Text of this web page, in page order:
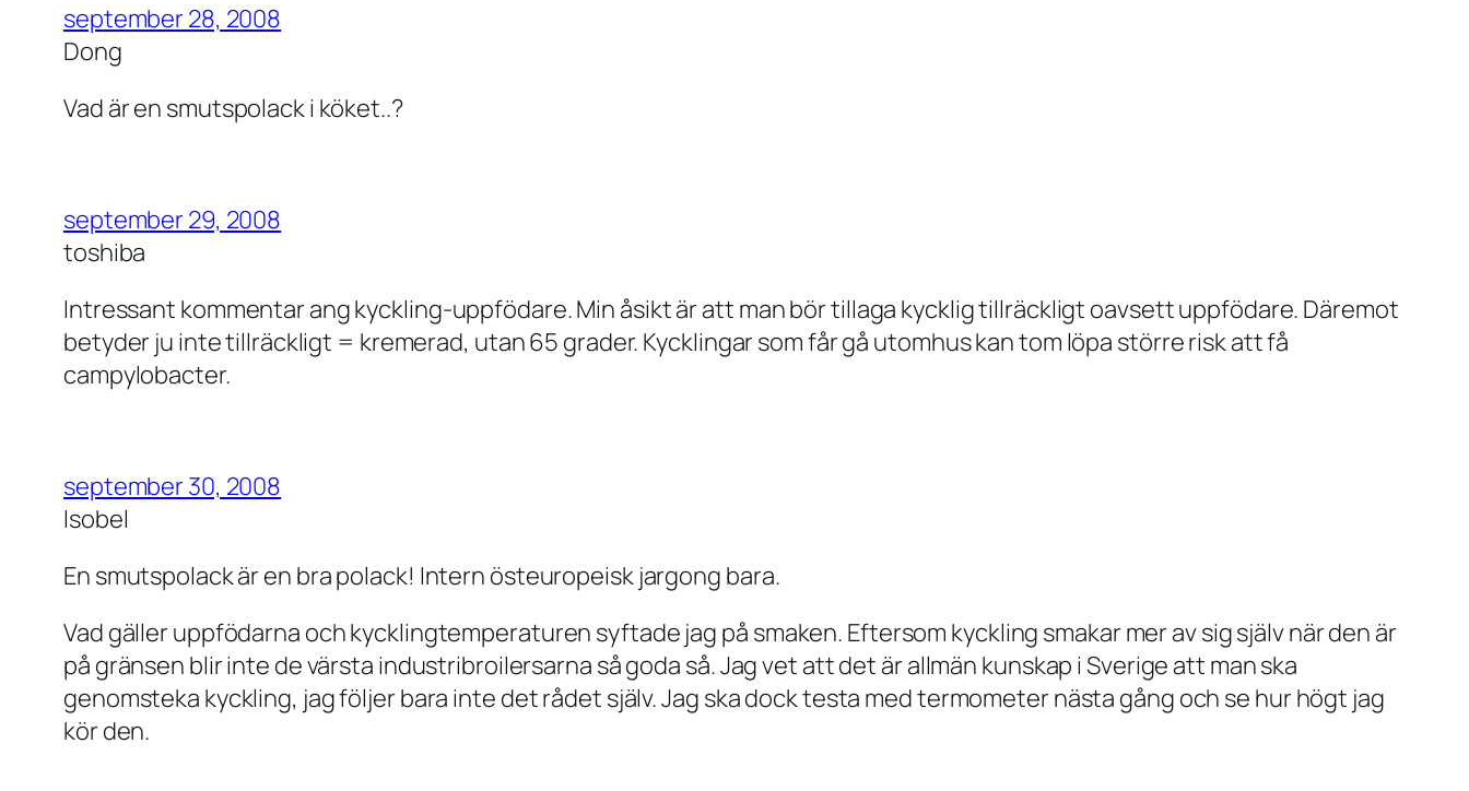
september 28, 2008
Dong
Vad är en smutspolack i köket..?
september 29, 2008
toshiba
Intressant kommentar ang kyckling-uppfödare. Min åsikt är att man bör tillaga kycklig tillräckligt oavsett uppfödare. Däremot
betyder ju inte tillräckligt = kremerad, utan 65 grader. Kycklingar som får gå utomhus kan tom löpa större risk att få
campylobacter.
september 30, 2008
Isobel
En smutspolack är en bra polack! Intern östeuropeisk jargong bara.
Vad gäller uppfödarna och kycklingtemperaturen syftade jag på smaken. Eftersom kyckling smakar mer av sig själv när den är
på gränsen blir inte de värsta industribroilersarna så goda så. Jag vet att det är allmän kunskap i Sverige att man ska
genomsteka kyckling, jag följer bara inte det rådet själv. Jag ska dock testa med termometer nästa gång och se hur högt jag
kör den.